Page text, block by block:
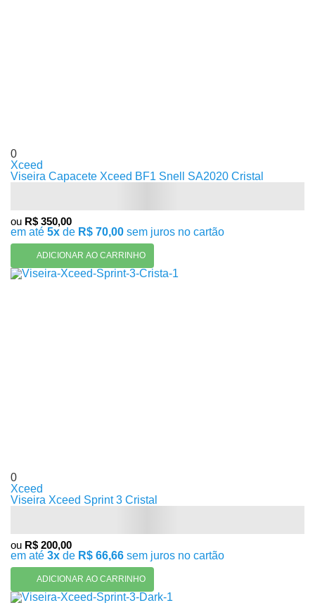
0
Xceed
Viseira Capacete Xceed BF1 Snell SA2020 Cristal
ou R$ 350,00
em até 5x de R$ 70,00 sem juros no cartão
ADICIONAR AO CARRINHO
0
Xceed
Viseira Xceed Sprint 3 Cristal
ou R$ 200,00
em até 3x de R$ 66,66 sem juros no cartão
ADICIONAR AO CARRINHO